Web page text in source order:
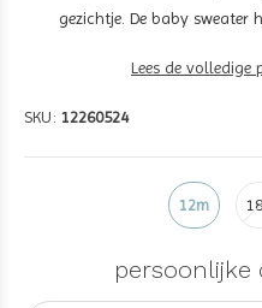
gezichtje. De baby sweater
Lees de
SKU: 12260524
12m
persoonlijke